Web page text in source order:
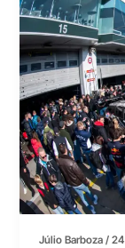
Júlio Barboza/